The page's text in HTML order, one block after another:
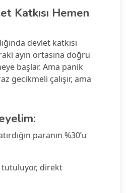
Katkısı Hemen
devlet katkısı
ayın ortasına doğru
başlar. Ama panik
gecikmeli çalışır, ama
paranın %30’u
tutuluyor, direkt